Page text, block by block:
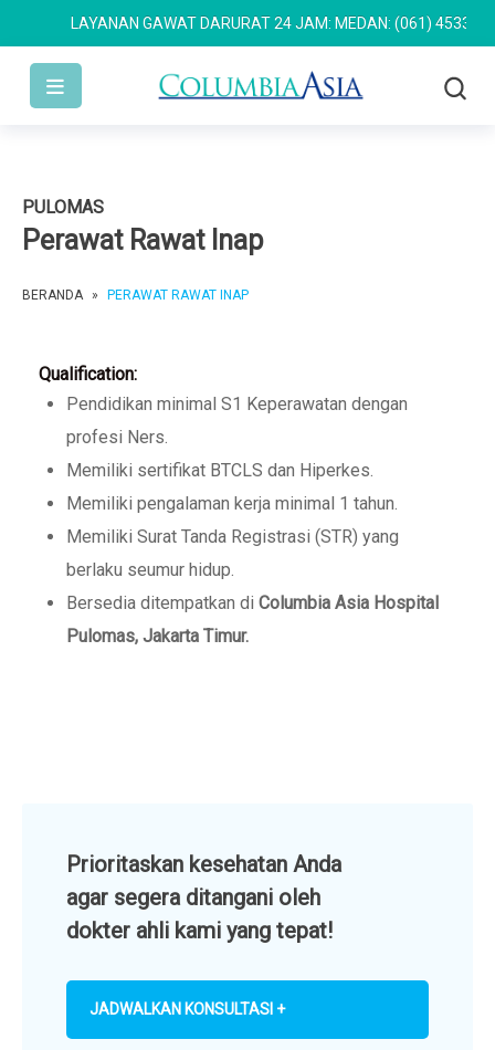
LAYANAN GAWAT DARURAT 24 JAM: MEDAN: (061) 4533 636
PULOMAS
Perawat Rawat Inap
BERANDA » PERAWAT RAWAT INAP
Qualification:
Pendidikan minimal S1 Keperawatan dengan
profesi Ners.
Memiliki sertifikat BTCLS dan Hiperkes.
Memiliki pengalaman kerja minimal 1 tahun.
Memiliki Surat Tanda Registrasi (STR) yang
berlaku seumur hidup.
Bersedia ditempatkan di Columbia Asia Hospital
Pulomas, Jakarta Timur.
Prioritaskan kesehatan Anda
agar segera ditangani oleh
dokter ahli kami yang tepat!
JADWALKAN KONSULTASI +